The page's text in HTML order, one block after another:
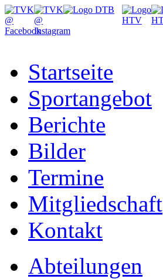
Startseite
Sportangebot
Berichte
Bilder
Termine
Mitgliedschaft
Kontakt
Abteilungen